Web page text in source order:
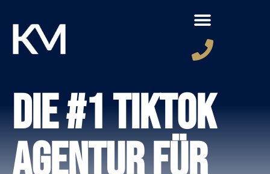
Die #1 TikTok
Agentur für